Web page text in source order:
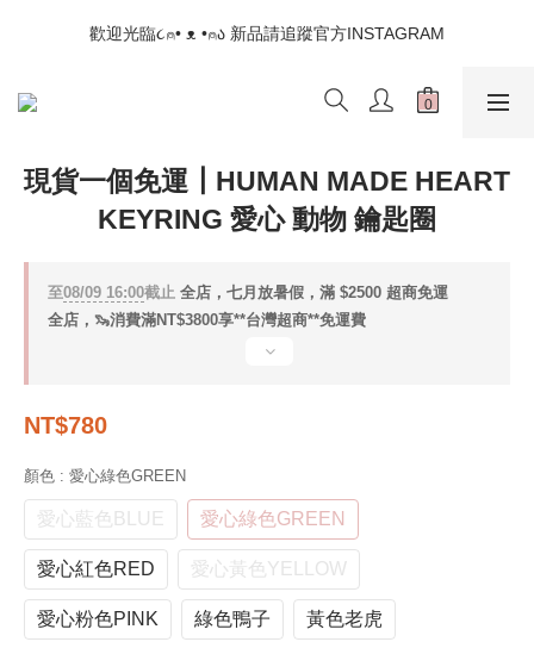
📣如果遇到結帳沒有反應，請另開瀏覽器 (不要直接從ig連結網站
下單)
歡迎光臨૮⍝• ᴥ •⍝ა 新品請追蹤官方INSTAGRAM
📣如果遇到結帳沒有反應，請另開瀏覽器 (不要直接從ig連結網站
現貨一個免運┃HUMAN MADE HEART
KEYRING 愛心 動物 鑰匙圈
至08/09 16:00截止 全店，七月放暑假，滿 $2500 超商免運
全店，🦦消費滿NT$3800享**台灣超商**免運費
NT$780
顏色 : 愛心綠色GREEN
愛心藍色BLUE 愛心綠色GREEN
愛心紅色RED 愛心黃色YELLOW
愛心粉色PINK 綠色鴨子 黃色老虎